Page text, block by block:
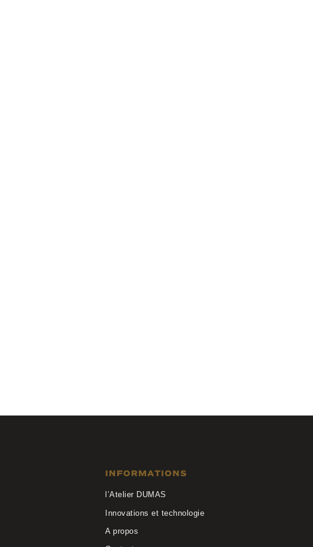
INFORMATIONS
l’Atelier DUMAS
Innovations et technologie
A propos